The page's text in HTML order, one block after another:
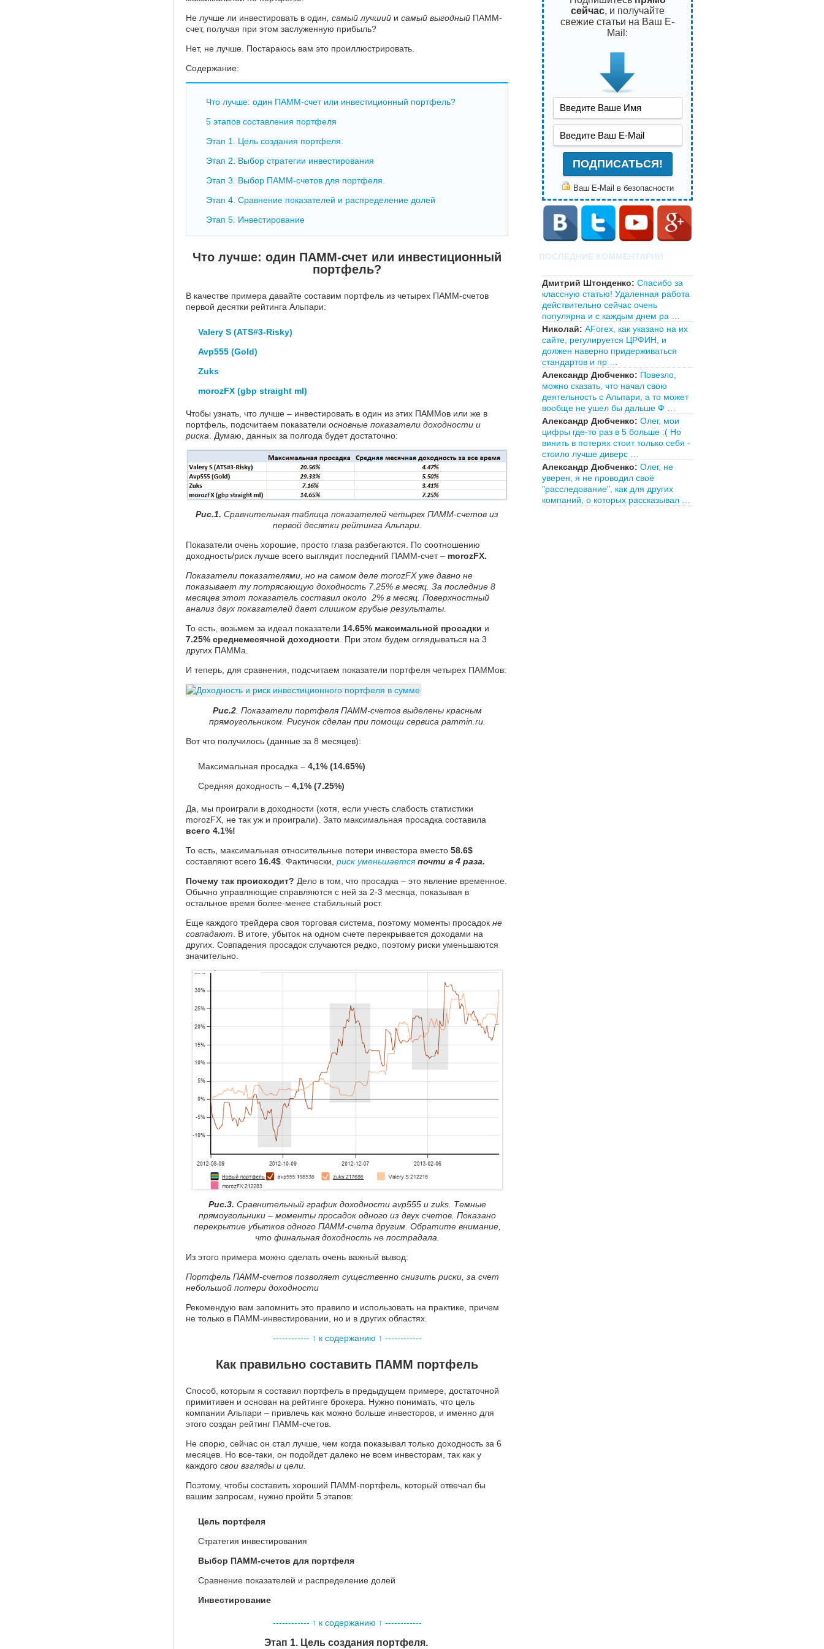
Не лучше ли инвестировать в один , самый лучший и самый выгодный ПАММ-
счет, получая при этом заслуженную прибыль?
Нет, не лучше. Постараюсь вам это проиллюстрировать.
Содержание:
Что лучше: один ПАММ-счет или инвестиционный портфель?
5 этапов составления портфеля
Этап 1. Цель создания портфеля.
Этап 2. Выбор стратегии инвестирования
Этап 3. Выбор ПАММ-счетов для портфеля.
Этап 4. Сравнение показателей и распределение долей
Этап 5. Инвестирование
Что лучше: один ПАММ-счет или инвестиционный
портфель?
В качестве примера давайте составим портфель из четырех ПАММ-счетов
первой десятки рейтинга Альпари:
Valery S (ATS#3-Risky)
Avp555 (Gold)
Zuks
morozFX (gbp straight ml)
Чтобы узнать, что лучше – инвестировать в один из этих ПАММов или же в
портфель, подсчитаем показатели основные показатели доходности и
риска . Думаю, данных за полгода будет достаточно:
Рис.1. Сравнительная таблица показателей четырех ПАММ-счетов из
первой десятки рейтинга Альпари.
Показатели очень хорошие, просто глаза разбегаются. По соотношению
доходность/риск лучше всего выглядит последний ПАММ-счет – morozFX.
Показатели показателями, но на самом деле morozFX уже давно не
показывает ту потрясающую доходность 7.25% в месяц. За последние 8
месяцев этот показатель составил около 2% в месяц. Поверхностный
анализ двух показателей дает слишком грубые результаты.
То есть, возьмем за идеал показатели 14.65% максимальной просадки и
7.25% среднемесячной доходности . При этом будем оглядываться на 3
других ПАММа.
И теперь, для сравнения, подсчитаем показатели портфеля четырех ПАММов:
Рис.2. Показатели портфеля ПАММ-счетов выделены красным
прямоугольником. Рисунок сделан при помощи сервиса pammin.ru.
Вот что получилось (данные за 8 месяцев):
Максимальная просадка – 4,1% (14.65%)
Средняя доходность – 4,1% (7.25%)
Да, мы проиграли в доходности (хотя, если учесть слабость статистики
morozFX, не так уж и проиграли). Зато максимальная просадка составила
всего 4.1%!
То есть, максимальная относительные потери инвестора вместо 58.6$
составляют всего 16.4$ . Фактически, риск уменьшается почти в 4 раза.
Почему так происходит? Дело в том, что просадка – это явление временное.
Обычно управляющие справляются с ней за 2-3 месяца, показывая в
остальное время более-менее стабильный рост.
Еще каждого трейдера своя торговая система, поэтому моменты просадок не
совпадают . В итоге, убыток на одном счете перекрывается доходами на
других. Совпадения просадок случаются редко, поэтому риски уменьшаются
значительно.
Рис.3. Сравнительный график доходности avp555 и zuks. Темные
прямоугольники – моменты просадок одного из двух счетов. Показано
перекрытие убытков одного ПАММ-счета другим. Обратите внимание,
что финальная доходность не пострадала.
Из этого примера можно сделать очень важный вывод:
Портфель ПАММ-счетов позволяет существенно снизить риски, за счет
небольшой потери доходности
Рекомендую вам запомнить это правило и использовать на практике, причем
не только в ПАММ-инвестировании, но и в других областях.
------------ ↑ к содержанию ↑ ------------
Как правильно составить ПАММ портфель
Способ, которым я составил портфель в предыдущем примере, достаточной
примитивен и основан на рейтинге брокера. Нужно понимать, что цель
компании Альпари – привлечь как можно больше инвесторов, и именно для
этого создан рейтинг ПАММ-счетов.
Не спорю, сейчас он стал лучше, чем когда показывал только доходность за 6
месяцев. Но все-таки, он подойдет далеко не всем инвесторам, так как у
каждого свои взгляды и цели.
Поэтому, чтобы составить хороший ПАММ-портфель, который отвечал бы
вашим запросам, нужно пройти 5 этапов:
Цель портфеля
Стратегия инвестирования
Выбор ПАММ-счетов для портфеля
Сравнение показателей и распределение долей
Инвестирование
------------ ↑ к содержанию ↑ ------------
Этап 1. Цель создания портфеля.
сейчас, и получайте
свежие статьи на Ваш E-
Mail:
Ваш E-Mail в безопасности
ПОСЛЕДНИЕ КОММЕНТАРИИ
Дмитрий Штонденко: Спасибо за
классную статью! Удаленная работа
действительно сейчас очень
популярна и с каждым днем ра …
Николай: AForex, как указано на их
сайте, регулируется ЦРФИН, и
должен наверно придерживаться
стандартов и пр …
Александр Дюбченко: Повезло,
можно сказать, что начал свою
деятельность с Альпари, а то может
вообще не ушел бы дальше Ф …
Александр Дюбченко: Олег, мои
цифры где-то раз в 5 больше :( Но
винить в потерях стоит только себя -
стоило лучше диверс …
Александр Дюбченко: Олег, не
уверен, я не проводил своё
"расследование", как для других
компаний, о которых рассказывал …